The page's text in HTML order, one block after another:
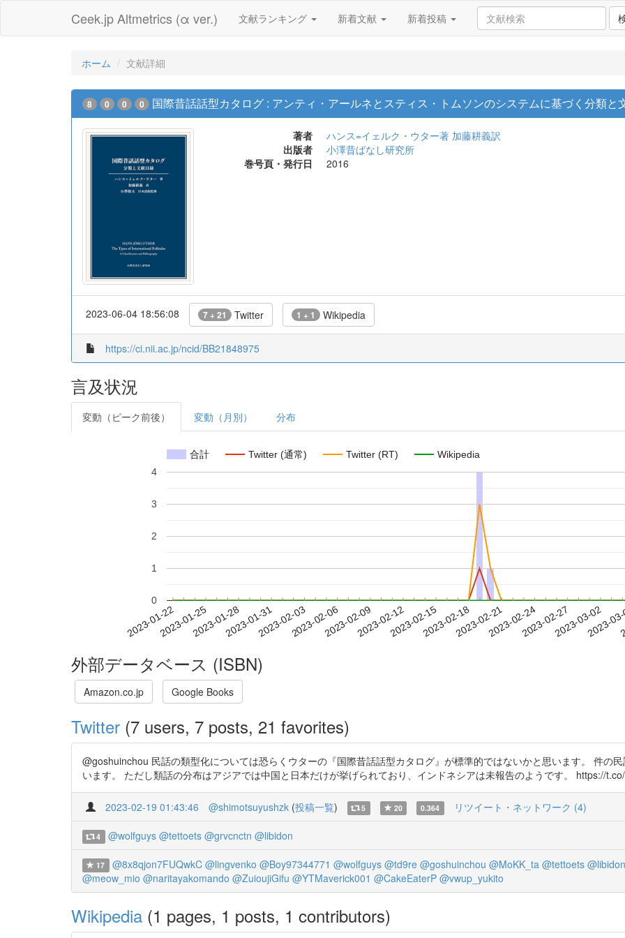
Ceek.jp Altmetrics (α ver.) 文献ランキング 新着文献 新着投稿
ホーム 文献詳細
8 0 0 0 国際昔話話型カタログ : アンティ・アールネとスティス・トムソンのシステムに基づく分類と
著者 ハンス=イェルク・ウター著 加藤耕義訳
出版者
小澤昔ばなし研究所
巻号頁・発行日
2016
2023-06-04 18:56:08 7 + 21 Twitter 1 + 1 Wikipedia
https://ci.nii.ac.jp/ncid/BB21848975
言及状況
変動（ピーク前後） 変動（月別） 分布
合計 Twitter (通常) Twitter (RT) Wikipedia
2023-01-222023-01-252023-01-282023-01-312023-02-032023-02-062023-02-092023-02-122023-02-152023-02-182023-02-212023-02-242023-02-272023-03-02
2023-
0
1
2
3
4
外部データベース (ISBN)
Amazon.co.jp Google Books
Twitter (7 users, 7 posts, 21 favorites)
@goshuinchou 民話の類型化については恐らくウターの『国際昔話話型カタログ』が標準的ではないかと思います。 件の
います。 ただし類話の分布はアジアでは中国と日本だけが挙げられており、インドネシアは未報告のようです。 https://
2023-02-19 01:43:46 @shimotsuyushzk (投稿一覧) 5 20 0.364 リツイート・ネットワーク (4)
4 @wolfguys @tettoets @grvcnctn @libidon
17 @8x8qjon7FUQwkC @lingvenko @Boy97344771 @wolfguys @td9re @goshuinchou @MoKK_ta @tettoets @libidon
@meow_mio @naritayakomando @ZuioujiGifu @YTMaverick001 @CakeEaterP @vwup_yukito
Wikipedia (1 pages, 1 posts, 1 contributors)